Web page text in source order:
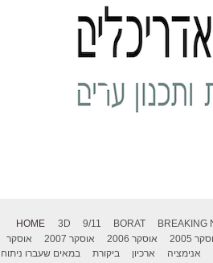
HOME 3D 9/11 BORAT BREAKING
2005 אוסקר 2006 אוסקר 2007
אוסקר
אנימציה ארכיון ביקורת
במאים שעברו ניתוח